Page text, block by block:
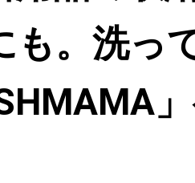
も。洗っ